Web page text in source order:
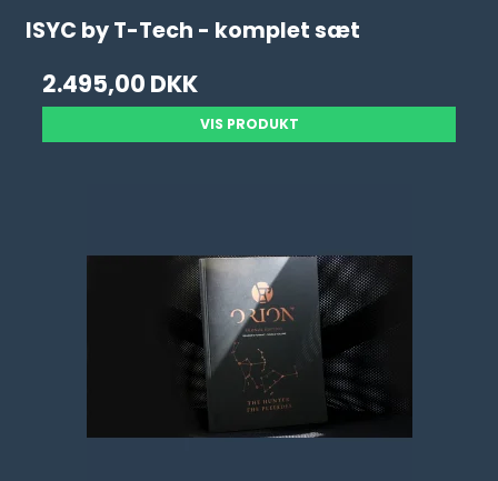
ISYC by T-Tech - komplet sæt
2.495,00 DKK
VIS PRODUKT